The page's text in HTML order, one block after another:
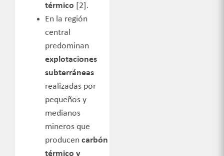
térmico [2].
En la región
central
predominan
explotaciones
subterráneas
realizadas por
pequeños y
medianos
mineros que
producen carbón
térmico y